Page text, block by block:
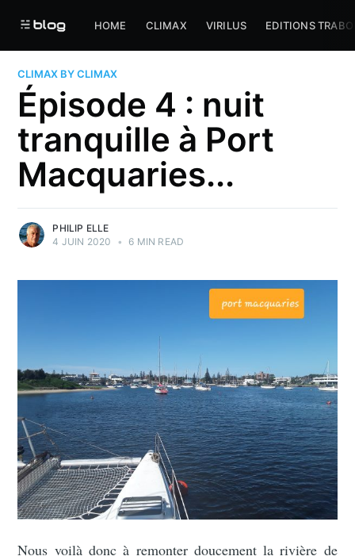
HOME CLIMAX VIRILUS EDITIONS
CLIMAX BY CLIMAX
Épisode 4 : nuit
tranquille à Port
Macquaries...
PHILIP ELLE
4 JUIN 2020
• 6 MIN READ
Nous voilà donc à remonter doucement la rivière de